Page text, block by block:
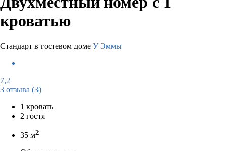
кроватью
Стандарт в гостевом доме У Эммы
7,2
3 отзыва (3)
1 кровать
2 гостя
35 м2